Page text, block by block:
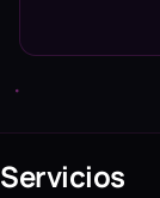
Servicios